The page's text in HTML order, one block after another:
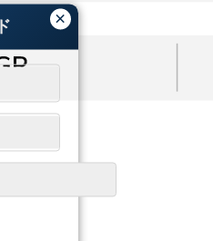
×